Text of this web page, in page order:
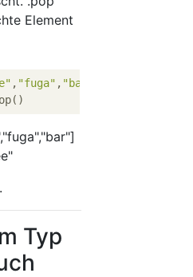
Element
, "fuga" , "bar"
Typ